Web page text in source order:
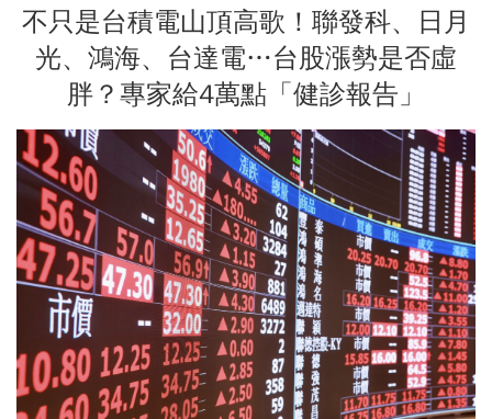
不只是台積電山頂高歌！聯發科、日月
光、鴻海、台達電…台股漲勢是否虛
胖？專家給4萬點「健診報告」